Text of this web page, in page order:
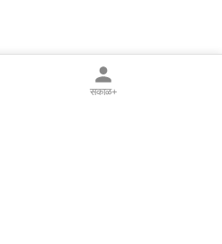
सकाळ+